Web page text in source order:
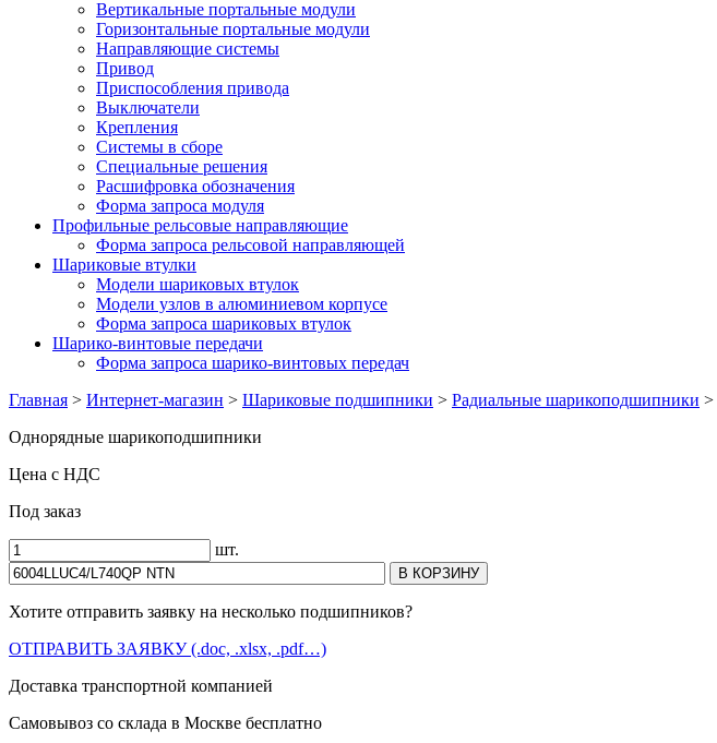
Вертикальные портальные модули
Горизонтальные портальные модули
Направляющие системы
Привод
Приспособления привода
Выключатели
Крепления
Системы в сборе
Специальные решения
Расшифровка обозначения
Форма запроса модуля
Профильные рельсовые направляющие
Форма запроса рельсовой направляющей
Шариковые втулки
Модели шариковых втулок
Модели узлов в алюминиевом корпусе
Форма запроса шариковых втулок
Шарико-винтовые передачи
Форма запроса шарико-винтовых передач
Главная > Интернет-магазин > Шариковые подшипники > Радиальные шарикоподшипники >
Однорядные шарикоподшипники
Цена с НДС
Под заказ
шт.
Хотите отправить заявку на несколько подшипников?
ОТПРАВИТЬ ЗАЯВКУ (.doc, .xlsx, .pdf…)
Доставка транспортной компанией
Самовывоз со склада в Москве бесплатно